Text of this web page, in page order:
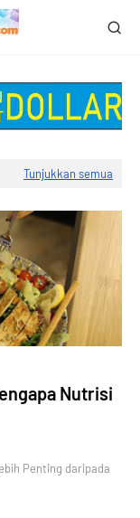
Tunjukkan semua
Nutrisi
Penting daripada